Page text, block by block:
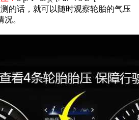
的话，就可以随时观察轮胎的气压
。